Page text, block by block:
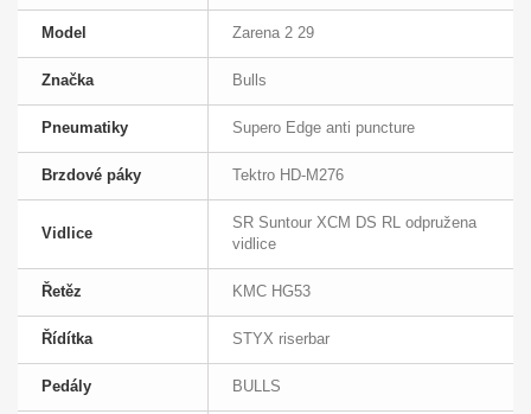
Model Zarena 2 29
Značka Bulls
Pneumatiky Supero Edge anti puncture
Brzdové páky Tektro HD-M276
Vidlice
SR Suntour XCM DS RL odpružena
vidlice
Řetěz KMC HG53
Řídítka STYX riserbar
Pedály BULLS